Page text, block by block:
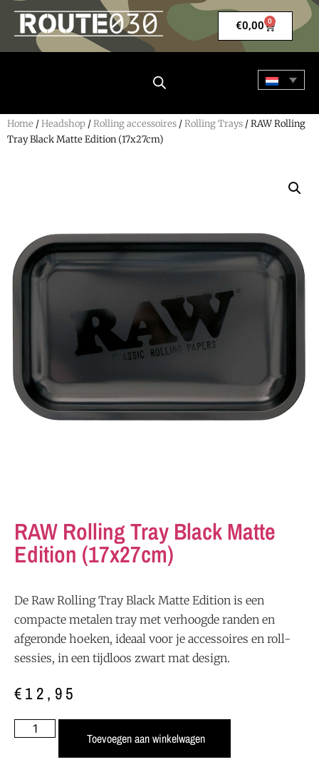
€0,00 0
Home /Headshop /Rolling accessoires /Rolling Trays / RAW Rolling
Tray Black Matte Edition (17x27cm)
RAW Rolling Tray Black Matte
Edition (17x27cm)
De Raw Rolling Tray Black Matte Edition is een
compacte metalen tray met verhoogde randen en
afgeronde hoeken, ideaal voor je accessoires en roll-
sessies, in een tijdloos zwart mat design.
€12,95
Toevoegen aan winkelwagen